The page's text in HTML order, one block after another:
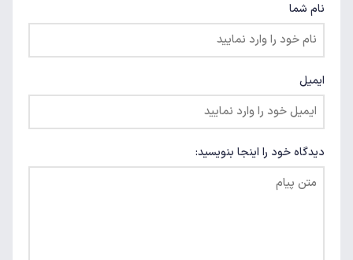
نام شما
ایمیل
دیدگاه خود را اینجا بنویسید: